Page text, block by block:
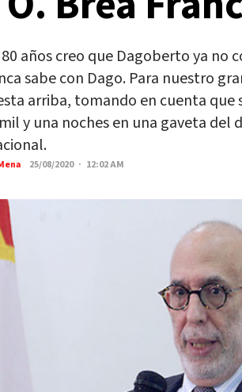
80 años creo que Dagoberto ya no
sabe con Dago. Para nuestro
arriba, tomando en cuenta
y una noches en una gaveta
25/08/2020 · 12:02 AM